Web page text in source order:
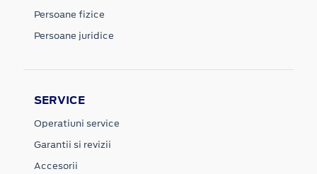
Persoane fizice
Persoane juridice
SERVICE
Operatiuni service
Garantii si revizii
Accesorii